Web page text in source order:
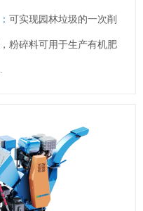
可实现园林垃圾的一次削
，粉碎料可用于生产有机肥